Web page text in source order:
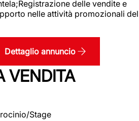
delle vendite e
nelle attività promozionali del
Dettaglio annuncio
VENDITA
Stage